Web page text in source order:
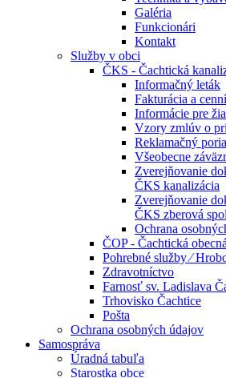
Galéria
Funkcionári
Kontakt
Služby v obci
ČKS - Čachtická
Informačný leták
Fakturácia a
Informácie pre
Vzory zmlúv o
Reklamačný
Všeobecne
Zverejňovanie
ČKS kanalizácia
Zverejňovanie
ČKS zberová
Ochrana
ČOP - Čachtická
Pohrebné služby ⁄
Zdravotníctvo
Farnosť sv. Ladislava
Trhovisko Čachtice
Pošta
Ochrana osobných údajov
Samospráva
Úradná tabuľa
Starostka obce